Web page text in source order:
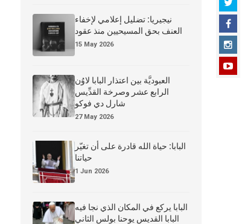
نيجيريا: تضليل إعلامي لإخفاء
العنف بحق المسيحيين منذ عقود
15 May 2026
العبوديَّة بين اعتذار البابا لاوُن
الرابع عشر وصرخة القدِّيس
شارل دي فوكو
27 May 2026
البابا: حياة الله قادرة على أن تغيّر
حياتنا
1 Jun 2026
البابا يركع في المكان الذي نجا فيه
البابا القديس يوحنا بولس الثاني